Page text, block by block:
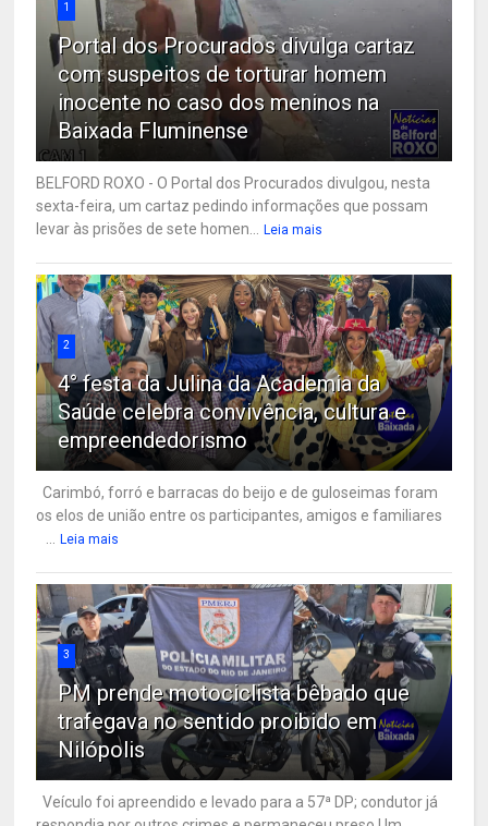
1
Portal dos Procurados divulga cartaz
com suspeitos de torturar homem
inocente no caso dos meninos na
Baixada Fluminense
BELFORD ROXO - O Portal dos Procurados divulgou, nesta
sexta-feira, um cartaz pedindo informações que possam
levar às prisões de sete homen...
Leia mais
2
4° festa da Julina da Academia da
Saúde celebra convivência, cultura e
empreendedorismo
Carimbó, forró e barracas do beijo e de guloseimas foram
os elos de união entre os participantes, amigos e familiares
Leia mais
3
PM prende motociclista bêbado que
trafegava no sentido proibido em
Nilópolis
Veículo foi apreendido e levado para a 57ª DP; condutor já